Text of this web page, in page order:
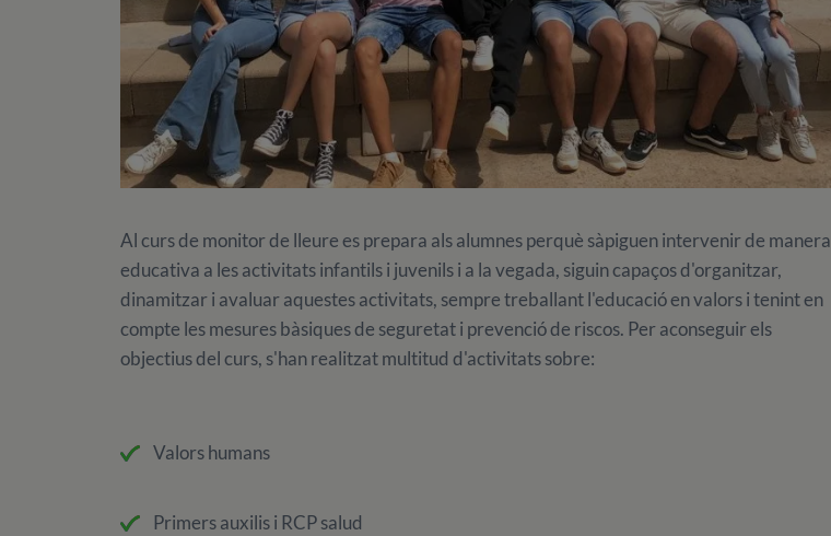
Al curs de monitor de lleure es prepara als alumnes perquè sàpiguen intervenir de manera
educativa a les activitats infantils i juvenils i a la vegada, siguin capaços d'organitzar,
dinamitzar i avaluar aquestes activitats, sempre treballant l'educació en valors i tenint en
compte les mesures bàsiques de seguretat i prevenció de riscos. Per aconseguir els
objectius del curs, s'han realitzat multitud d'activitats sobre:
Valors humans
Primers auxilis i RCP salud